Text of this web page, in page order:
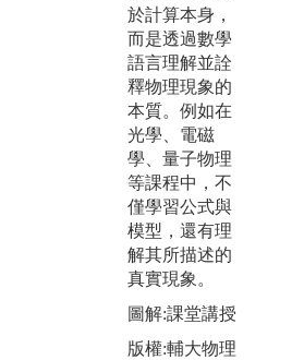
於計算本身，
而是透過數學
語言理解並詮
釋物理現象的
本質。例如在
光學、電磁
學、量子物理
等課程中，不
僅學習公式與
模型，還有理
解其所描述的
真實現象。
圖解:課堂講授
版權:輔大物理